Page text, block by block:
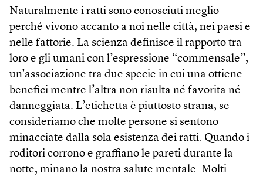
Naturalmente i ratti sono conosciuti meglio
perché vivono accanto a noi nelle città, nei paesi e
nelle fattorie. La scienza definisce il rapporto tra
loro e gli umani con l’espressione “commensale”,
un’associazione tra due specie in cui una ottiene
benefici mentre l’altra non risulta né favorita né
danneggiata. L’etichetta è piuttosto strana, se
consideriamo che molte persone si sentono
minacciate dalla sola esistenza dei ratti. Quando i
roditori corrono e graffiano le pareti durante la
notte, minano la nostra salute mentale. Molti